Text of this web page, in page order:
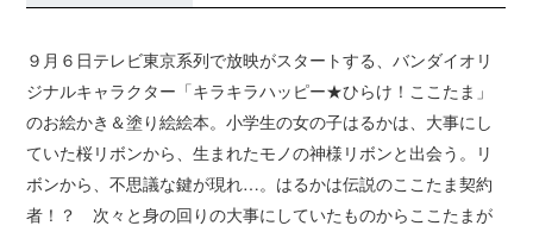
９月６日テレビ東京系列で放映がスタートする、バンダイオリ
ジナルキャラクター「キラキラハッピー★ひらけ！ここたま」
のお絵かき＆塗り絵絵本。小学生の女の子はるかは、大事にし
ていた桜リボンから、生まれたモノの神様リボンと出会う。リ
ボンから、不思議な鍵が現れ…。はるかは伝説のここたま契約
者！？ 次々と身の回りの大事にしていたものからここたまが